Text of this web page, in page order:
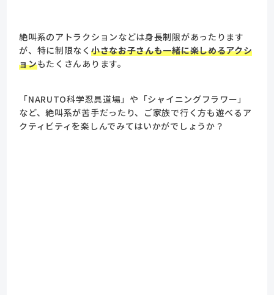
絶叫系のアトラクションなどは身長制限があったります
が、特に制限なく 小さなお子さんも一緒に楽しめるアクシ
ョンもたくさんあります。
「NARUTO科学忍具道場」や「シャイニングフラワー」
など、絶叫系が苦手だったり、ご家族で行く方も遊べるア
クティビティを楽しんでみてはいかがでしょうか？